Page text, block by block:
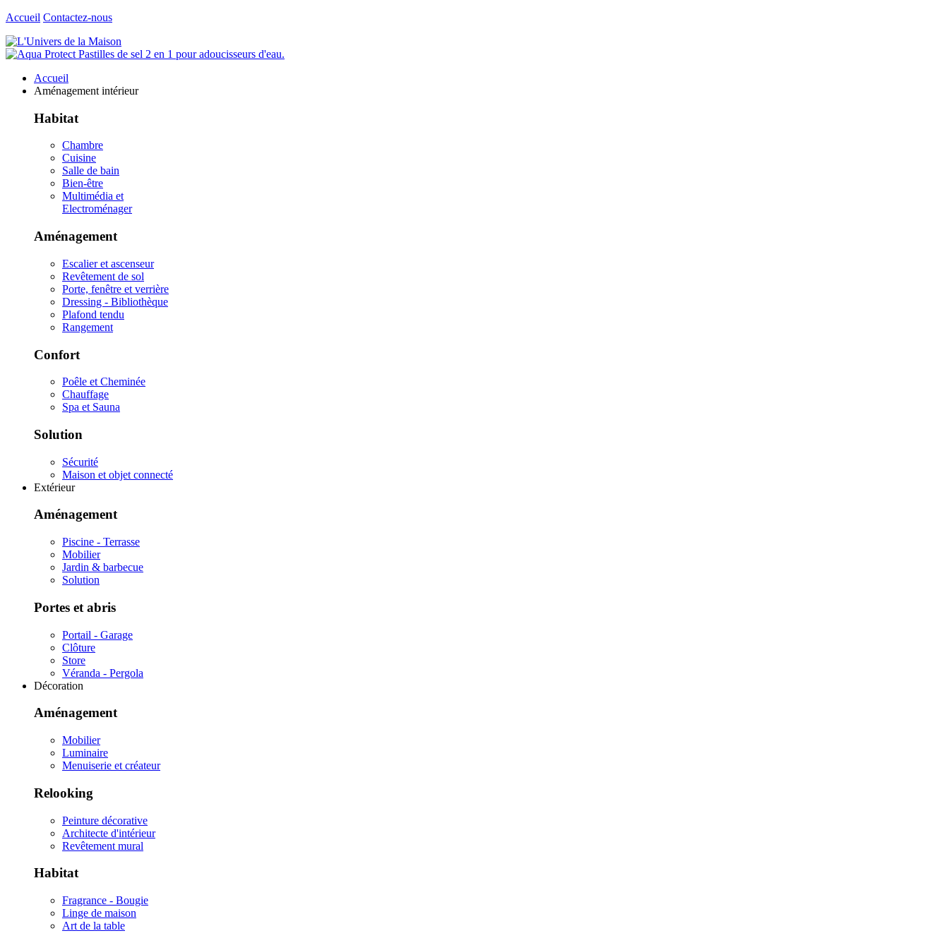
Accueil Contactez-nous
Accueil
Aménagement intérieur
Habitat
Chambre
Cuisine
Salle de bain
Bien-être
Multimédia et
Electroménager
Aménagement
Escalier et ascenseur
Revêtement de sol
Porte, fenêtre et verrière
Dressing - Bibliothèque
Plafond tendu
Rangement
Confort
Poêle et Cheminée
Chauffage
Spa et Sauna
Solution
Sécurité
Maison et objet connecté
Extérieur
Aménagement
Piscine - Terrasse
Mobilier
Jardin & barbecue
Solution
Portes et abris
Portail - Garage
Clôture
Store
Véranda - Pergola
Décoration
Aménagement
Mobilier
Luminaire
Menuiserie et créateur
Relooking
Peinture décorative
Architecte d'intérieur
Revêtement mural
Habitat
Fragrance - Bougie
Linge de maison
Art de la table